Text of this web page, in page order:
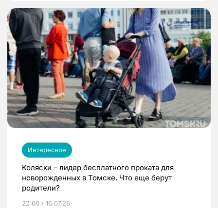
Интересное
Коляски – лидер бесплатного проката для
новорожденных в Томске. Что еще берут
родители?
22:00 / 16.07.26